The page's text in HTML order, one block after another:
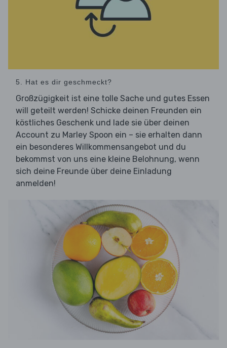
5. Hat es dir geschmeckt?
Großzügigkeit ist eine tolle Sache und gutes Essen
will geteilt werden! Schicke deinen Freunden ein
köstliches Geschenk und lade sie über deinen
Account zu Marley Spoon ein – sie erhalten dann
ein besonderes Willkommensangebot und du
bekommst von uns eine kleine Belohnung, wenn
sich deine Freunde über deine Einladung
anmelden!